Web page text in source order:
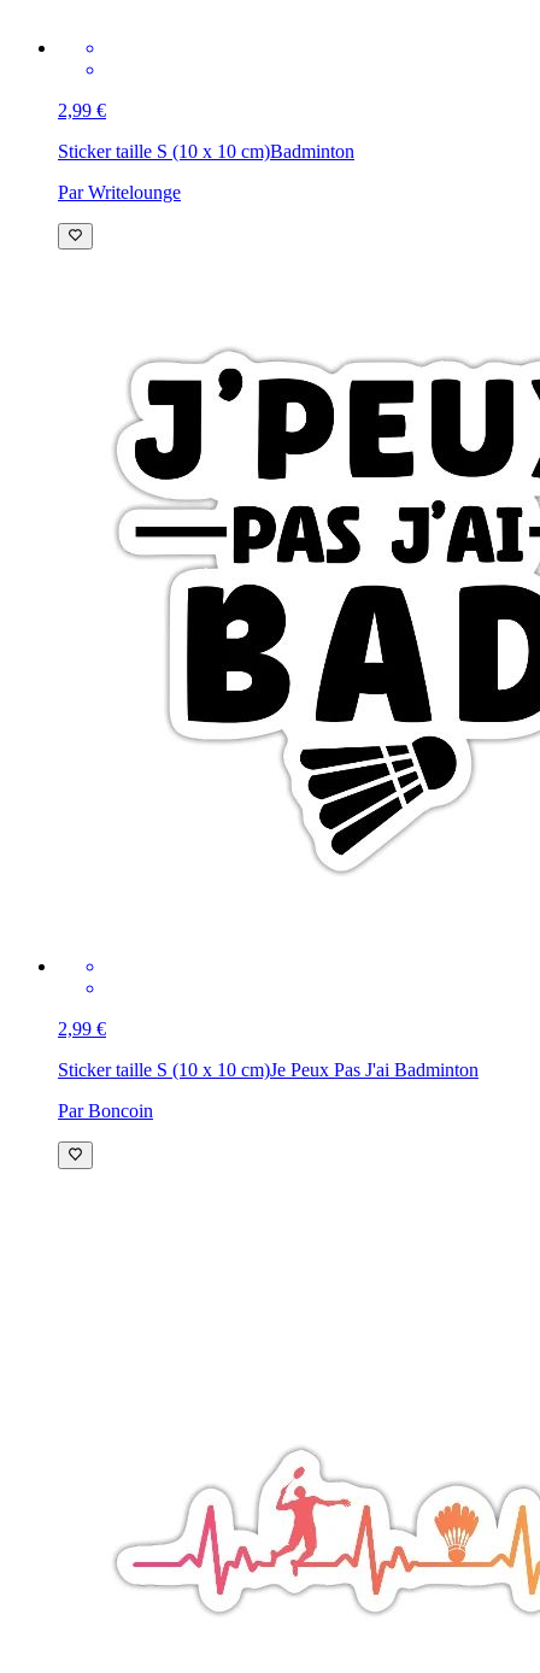
2,99 €
Sticker taille S (10 x 10 cm)Badminton
Par Writelounge
2,99 €
Sticker taille S (10 x 10 cm)Je Peux Pas J'ai Badminton
Par Boncoin